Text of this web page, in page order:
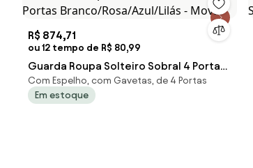
R$ 874,71
ou 12 tempo de R$ 80,99
Guarda Roupa Solteiro Sobral 4 Portas
Branco/Rosa/Azul/Lilás - Moval
Com Espelho, com Gavetas, de 4 Portas
Em estoque